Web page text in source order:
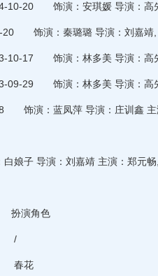
20 饰演：安琪媛 导演：高先
饰演：秦璐璐 导演：刘嘉靖,
17 饰演：林多美 导演：高先
29 饰演：林多美 导演：高先
演：蓝凤萍 导演：庄训鑫 主
导演：刘嘉靖 主演：郑元畅,
演角色
/
春花